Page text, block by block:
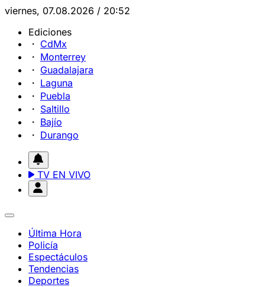
viernes, 07.08.2026 / 20:52
Ediciones
CdMx
Monterrey
Guadalajara
Laguna
Puebla
Saltillo
Bajío
Durango
TV EN VIVO
Última Hora
Policía
Espectáculos
Tendencias
Deportes